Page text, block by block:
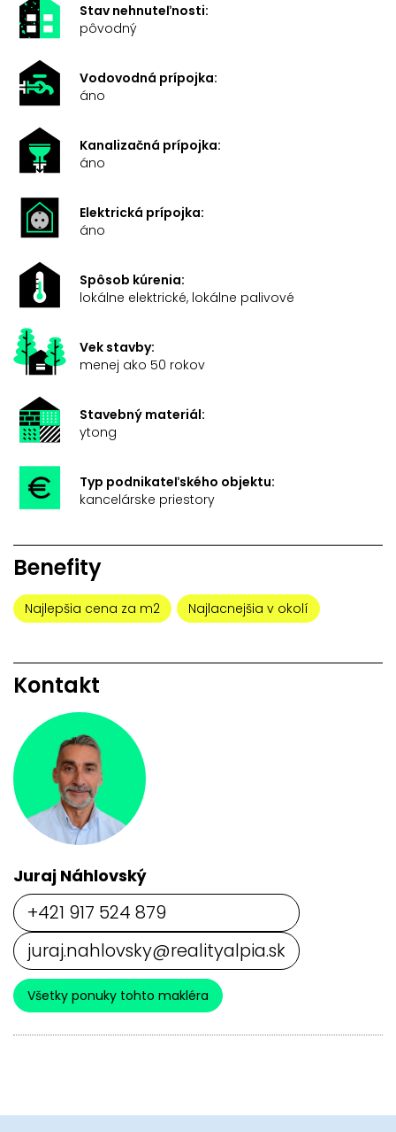
Stav nehnuteľnosti:
pôvodný
Vodovodná prípojka:
áno
Kanalizačná prípojka:
áno
Elektrická prípojka:
áno
Spôsob kúrenia:
lokálne elektrické, lokálne palivové
Vek stavby:
menej ako 50 rokov
Stavebný materiál:
ytong
Typ podnikateľského objektu:
kancelárske priestory
Benefity
Najlepšia cena za m2 Najlacnejšia v okolí
Kontakt
Juraj Náhlovský
+421 917 524 879
juraj.nahlovsky@realityalpia.sk
Všetky ponuky tohto makléra